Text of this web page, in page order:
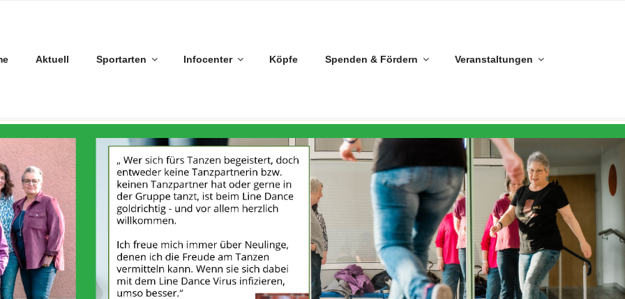
Aktuell Sportarten Infocenter Köpfe Spenden & Fördern Veranstaltungen